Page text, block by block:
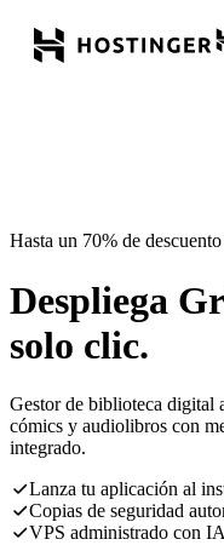
Hasta un 70% de
Despliega
solo clic.
Gestor de biblioteca digital
cómics y audiolibros con
integrado.
Lanza tu aplicación al
Copias de seguridad
VPS administrado con IA